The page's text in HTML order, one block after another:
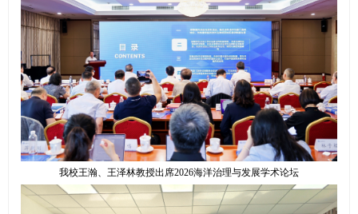
我校王瀚、王泽林教授出席2026海洋治理与发展学术论坛